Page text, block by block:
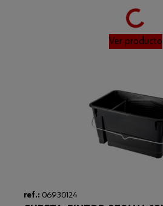
Loading...
Ver producto
ref.: 06930124